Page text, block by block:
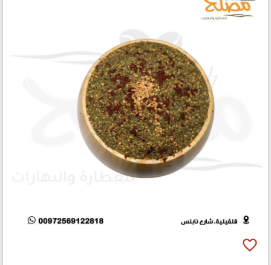
favorite_border